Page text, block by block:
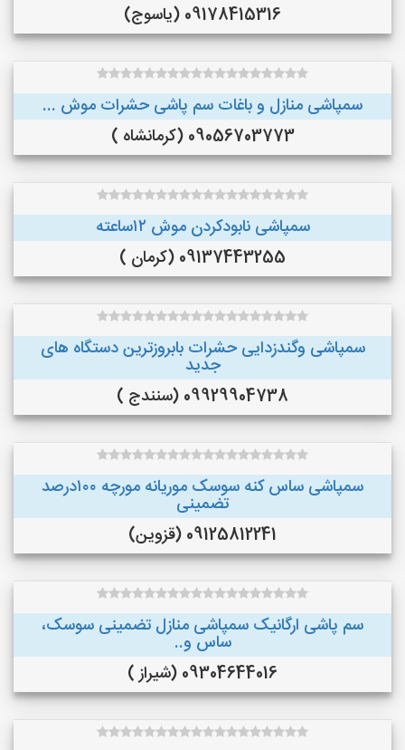
09178415316 (یاسوج)
سمپاشی منازل و باغات سم پاشی حشرات موش ...
09056703773 (کرمانشاه )
سمپاشی نابودکردن موش ۱۲ساعته
09137443255 (کرمان )
سمپاشی وگندزدایی حشرات بابروزترین دستگاه های
جدید
09929904738 (سنندج )
سمپاشی ساس کنه سوسک موریانه مورچه ۱۰۰درصد
تضمینی
09125812241 (قزوین)
سم پاشی ارگانیک سمپاشی منازل تضمینی سوسک،
ساس و..
09304644016 (شیراز )